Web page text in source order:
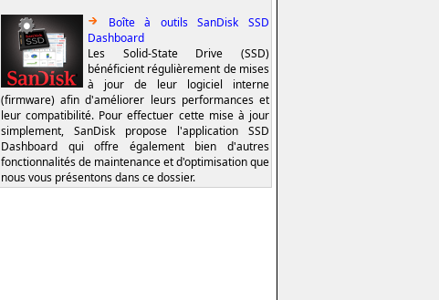
Boîte à outils SanDisk SSD
Dashboard
Les Solid-State Drive (SSD)
bénéficient régulièrement de mises
à jour de leur logiciel interne
(firmware) afin d'améliorer leurs performances et
leur compatibilité. Pour effectuer cette mise à jour
simplement, SanDisk propose l'application SSD
Dashboard qui offre également bien d'autres
fonctionnalités de maintenance et d'optimisation que
nous vous présentons dans ce dossier.